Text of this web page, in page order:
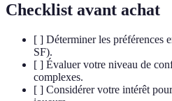
Checklist avant achat
[ ] Déterminer les préférences
SF).
[ ] Évaluer votre niveau de
complexes.
[ ] Considérer votre intérêt